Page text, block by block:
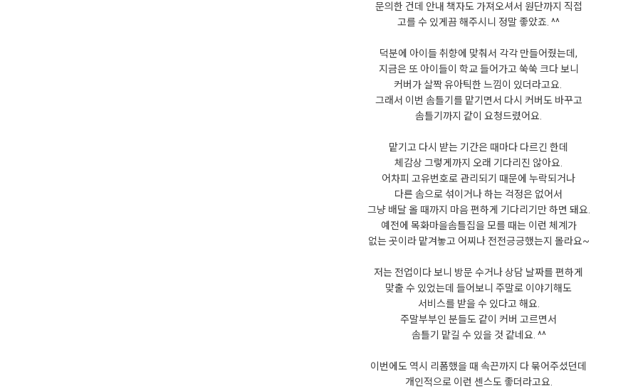
문의한 건데 안내 책자도 가져오셔서 원단까지 직접
고를 수 있게끔 해주시니 정말 좋았죠. ^^
덕분에 아이들 취향에 맞춰서 각각 만들어줬는데,
지금은 또 아이들이 학교 들어가고 쑥쑥 크다 보니
커버가 살짝 유아틱한 느낌이 있더라고요.
그래서 이번 솜틀기를 맡기면서 다시 커버도 바꾸고
솜틀기까지 같이 요청드렸어요.
맡기고 다시 받는 기간은 때마다 다르긴 한데
체감상 그렇게까지 오래 기다리진 않아요.
어차피 고유번호로 관리되기 때문에 누락되거나
다른 솜으로 섞이거나 하는 걱정은 없어서
그냥 배달 올 때까지 마음 편하게 기다리기만 하면 돼요.
예전에 목화마을솜틀집을 모를 때는 이런 체계가
없는 곳이라 맡겨놓고 어찌나 전전긍긍했는지 몰라요~
저는 전업이다 보니 방문 수거나 상담 날짜를 편하게
맞출 수 있었는데 들어보니 주말로 이야기해도
서비스를 받을 수 있다고 해요.
주말부부인 분들도 같이 커버 고르면서
솜틀기 맡길 수 있을 것 같네요. ^^
이번에도 역시 리폼했을 때 속끈까지 다 묶어주셨던데
개인적으로 이런 센스도 좋더라고요.